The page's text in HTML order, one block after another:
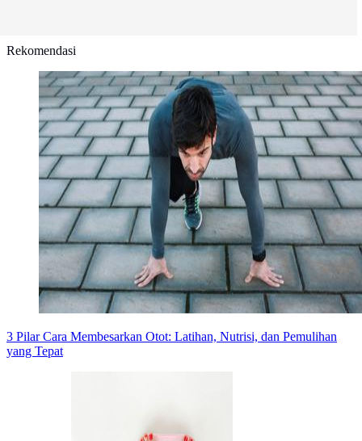
Rekomendasi
3 Pilar Cara Membesarkan Otot: Latihan, Nutrisi, dan Pemulihan
yang Tepat